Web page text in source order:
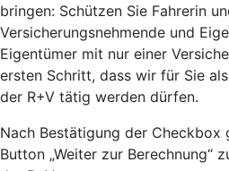
bringen: Schützen Sie Fahrerin
Versicherungsnehmende und
Eigentümer mit nur einer
ersten Schritt, dass wir für Sie
der R+V tätig werden dürfen.
Nach Bestätigung der Checkbox
Button „Weiter zur Berechnung“